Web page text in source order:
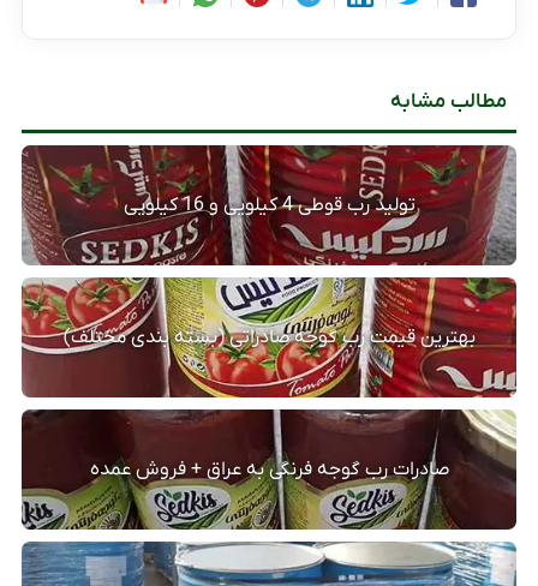
مطالب مشابه
تولید رب قوطی 4 کیلویی و 16 کیلویی
بهترین قیمت رب گوجه صادراتی (بسته بندی مختلف)
صادرات رب گوجه فرنگی به عراق + فروش عمده